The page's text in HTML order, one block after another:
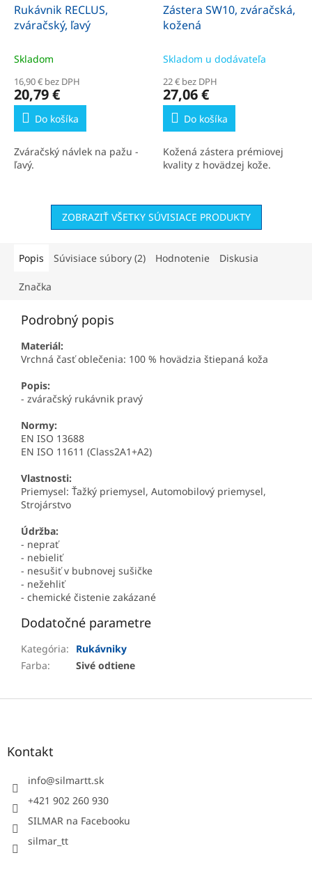
Rukávnik RECLUS,
zváračský, ľavý
Skladom
16,90 € bez DPH
20,79 €
Do košíka
Zváračský návlek na pažu -
ľavý.
Zástera SW10, zváračská,
kožená
Skladom u dodávateľa
22 € bez DPH
27,06 €
Do košíka
Kožená zástera prémiovej
kvality z hovädzej kože.
ZOBRAZIŤ VŠETKY SÚVISIACE PRODUKTY
Popis Súvisiace súbory (2) Hodnotenie Diskusia
Značka
Podrobný popis
Materiál:
Vrchná časť oblečenia: 100 % hovädzia štiepaná koža
Popis:
- zváračský rukávnik pravý
Normy:
EN ISO 13688
EN ISO 11611 (Class2A1+A2)
Vlastnosti:
Priemysel: Ťažký priemysel, Automobilový priemysel,
Strojárstvo
Údržba:
- neprať
- nebieliť
- nesušiť v bubnovej sušičke
- nežehliť
- chemické čistenie zakázané
Dodatočné parametre
Kategória:
Rukávniky
Farba: Sivé odtiene
Z
Kontakt
info@silmartt.sk
+421 902 260 930
SILMAR na Facebooku
silmar_tt